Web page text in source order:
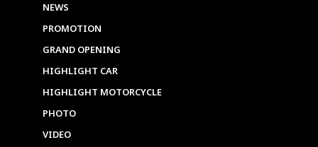
NEWS
PROMOTION
GRAND OPENING
HIGHLIGHT CAR
HIGHLIGHT MOTORCYCLE
PHOTO
VIDEO